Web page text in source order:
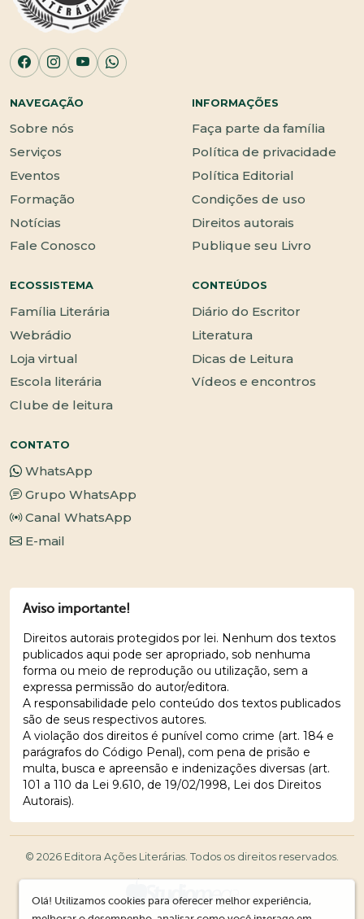
NAVEGAÇÃO
Sobre nós
Serviços
Eventos
Formação
Notícias
Fale Conosco
INFORMAÇÕES
Faça parte da família
Política de privacidade
Política Editorial
Condições de uso
Direitos autorais
Publique seu Livro
ECOSSISTEMA
Família Literária
Webrádio
Loja virtual
Escola literária
Clube de leitura
CONTEÚDOS
Diário do Escritor
Literatura
Dicas de Leitura
Vídeos e encontros
CONTATO
WhatsApp
Grupo WhatsApp
Canal WhatsApp
E-mail
Aviso importante!
Direitos autorais protegidos por lei. Nenhum dos textos
publicados aqui pode ser apropriado, sob nenhuma
forma ou meio de reprodução ou utilização, sem a
expressa permissão do autor/editora.
A responsabilidade pelo conteúdo dos textos publicados
são de seus respectivos autores.
A violação dos direitos é punível como crime (art. 184 e
parágrafos do Código Penal), com pena de prisão e
multa, busca e apreensão e indenizações diversas (art.
101 a 110 da Lei 9.610, de 19/02/1998, Lei dos Direitos
Autorais).
© 2026 Editora Ações Literárias. Todos os direitos reservados.
Olá! Utilizamos cookies para oferecer melhor experiência,